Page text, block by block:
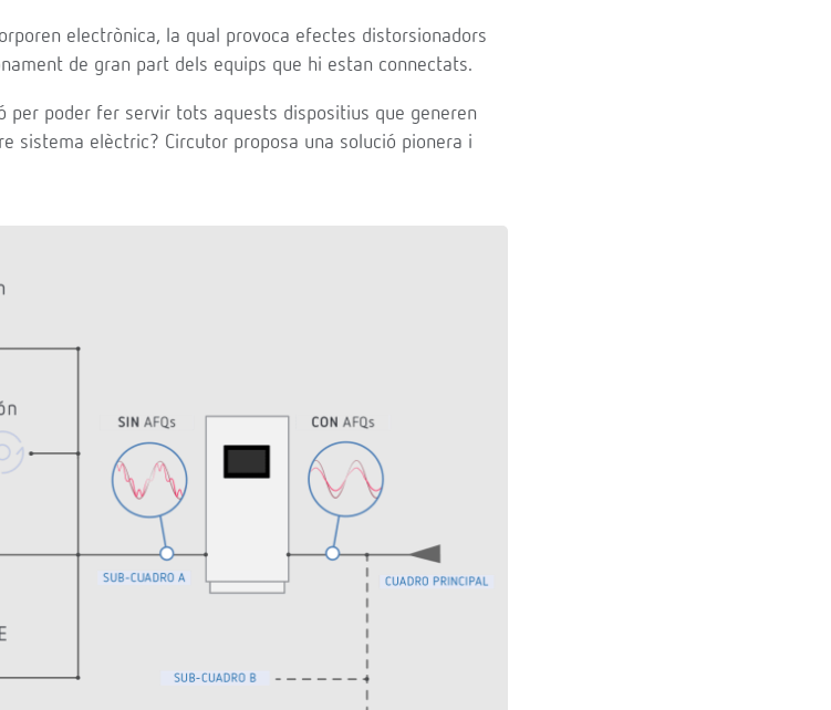
electrònica, la qual provoca efectes distorsionadors
de gran part dels equips que hi estan connectats.
per poder fer servir tots aquests dispositius que generen
sistema elèctric? Circutor proposa una solució pionera i